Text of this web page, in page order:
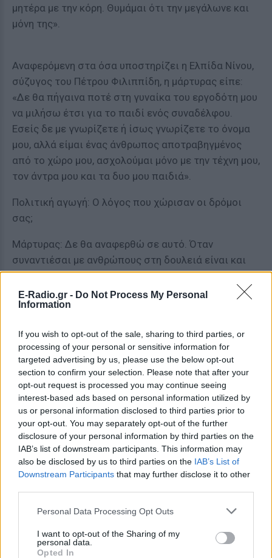
E-Radio.gr - Do Not Process My Personal
Information
If you wish to opt-out of the sale, sharing to third parties, or
processing of your personal or sensitive information for
targeted advertising by us, please use the below opt-out
section to confirm your selection. Please note that after your
opt-out request is processed you may continue seeing
interest-based ads based on personal information utilized by
us or personal information disclosed to third parties prior to
your opt-out. You may separately opt-out of the further
disclosure of your personal information by third parties on the
IAB’s list of downstream participants. This information may
also be disclosed by us to third parties on the IAB’s List of
Downstream Participants that may further disclose it to other
Personal Data Processing Opt Outs
I want to opt-out of the Sharing of my
personal data.
Opted In
μητέρα με την κόρη. Θυμάμαι ότι την μεγάλωνε και
μόνη της».
Αναφερόμενη στα όσα υποστηρίζει η Ελπίδα Νίνου,
σύζυγος του Πέτρου Φιλιππίδη, η μάρτυρας είπε:
«Δε θα πήγαινα ποτέ στη γυναίκα του εργοδότη μου
να μιλήσω έτσι για το παιδί ενός συναδέλφου.
Εσείς δε με γνωρίζετε ή ίσως γνωρίζετε το όνομα
μου, αλλά είμαι ένας άνθρωπος αποτραβηγμένος
από το χώρο μου, ασχολούμαι μόνο με την τέχνη μου,
τον άντρα μου και τα δυο μου παιδιά».
Πολιτική αγωγή: Ο λόγος που χώρισαν οι δρόμοι
σας;
Μάρτυρας: Δε θα αναφερθώ σε αυτό. Όταν
συναντιέσαι με ανθρώπους στη δουλειά είναι και
άνθρωποι που συναναστρέφεσαι κοινωνικά. Οι
λόγοι που χώρισαν οι δρόμοι μας ήταν καθαρά
επαγγελματικοί.
Πολιτική αγωγή: Στο ΣΕΗ είχατε καταθέσει για την
Πηνελόπη Αναστασοπούλου;
Μάρτυρας: Ναι. Έχουμε μεγαλώσει από 4-5 χρόνων
στην ίδια γειτονιά. Είναι πολύ καλές γνωστές. Εγώ
ξεκίνησε στο θέατρο τέχνης πιο νωρίς, εκείνη το
αποφάσισε αργότερα. Ήθελα αν μπορώ να βοηθώ
κάπου. Με πήρε τηλέφωνο η Πηνελόπη ότι την πήρε
ο Φιλιππιδης για μια παράσταση και με ρώτησε
πως είναι τα πράγματα γιατί υπήρχε περιρρέουσα
χάσεις τη δουλειά».